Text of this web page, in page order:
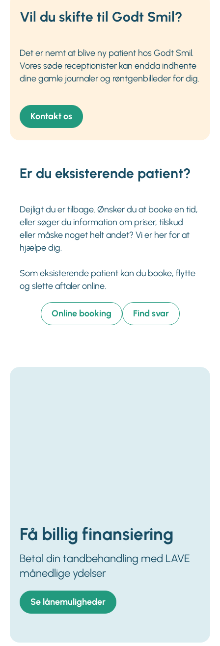
Vil du skifte til Godt Smil?
Det er nemt at blive ny patient hos Godt Smil.
Vores søde receptionister kan endda indhente
dine gamle journaler og røntgenbilleder for dig.
Kontakt os
Er du eksisterende patient?
Dejligt du er tilbage. Ønsker du at booke en tid,
eller søger du information om priser, tilskud
eller måske noget helt andet? Vi er her for at
hjælpe dig.
Som eksisterende patient kan du booke, flytte
og slette aftaler online.
Online booking Find svar
Få billig finansiering
Betal din tandbehandling med LAVE
månedlige ydelser
Se lånemuligheder